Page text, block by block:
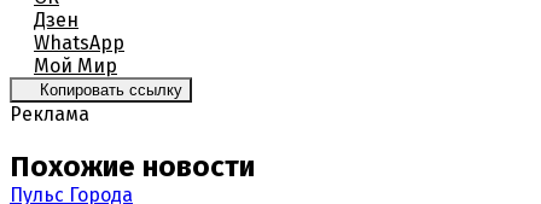
Дзен
WhatsApp
Мой Мир
Копировать ссылку
Реклама
Похожие новости
Пульс Города